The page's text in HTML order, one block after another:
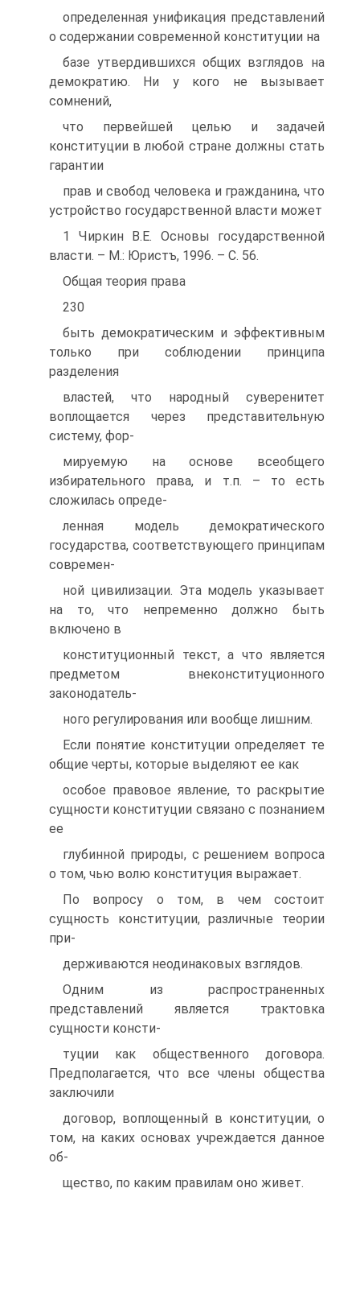
определенная унификация представлений
о содержании современной конституции на
базе утвердившихся общих взглядов на
демократию. Ни у кого не вызывает
сомнений,
что первейшей целью и задачей
конституции в любой стране должны стать
гарантии
прав и свобод человека и гражданина, что
устройство государственной власти может
1 Чиркин В.Е. Основы государственной
власти. – М.: Юристъ, 1996. – С. 56.
Общая теория права
230
быть демократическим и эффективным
только при соблюдении принципа
разделения
властей, что народный суверенитет
воплощается через представительную
систему, фор-
мируемую на основе всеобщего
избирательного права, и т.п. – то есть
сложилась опреде-
ленная модель демократического
государства, соответствующего принципам
современ-
ной цивилизации. Эта модель указывает
на то, что непременно должно быть
включено в
конституционный текст, а что является
предметом внеконституционного
законодатель-
ного регулирования или вообще лишним.
Если понятие конституции определяет те
общие черты, которые выделяют ее как
особое правовое явление, то раскрытие
сущности конституции связано с познанием
ее
глубинной природы, с решением вопроса
о том, чью волю конституция выражает.
По вопросу о том, в чем состоит
сущность конституции, различные теории
при-
держиваются неодинаковых взглядов.
Одним из распространенных
представлений является трактовка
сущности консти-
туции как общественного договора.
Предполагается, что все члены общества
заключили
договор, воплощенный в конституции, о
том, на каких основах учреждается данное
об-
щество, по каким правилам оно живет.